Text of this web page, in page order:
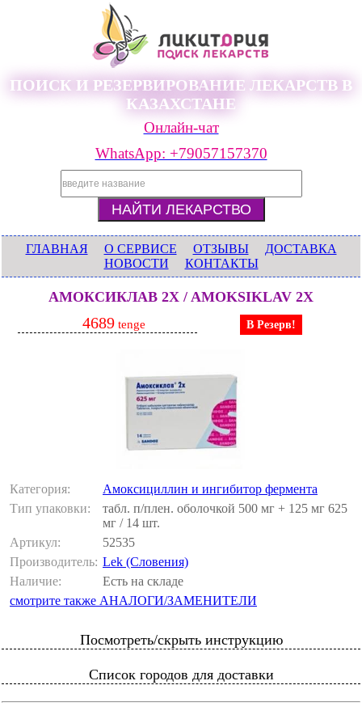
ПОИСК И РЕЗЕРВИРОВАНИЕ ЛЕКАРСТВ В
КАЗАХСТАНЕ
Онлайн-чат
WhatsApp: +79057157370
ГЛАВНАЯ О СЕРВИСЕ ОТЗЫВЫ
ДОСТАВКА
НОВОСТИ
КОНТАКТЫ
АМОКСИКЛАВ 2X / AMOKSIKLAV 2X
4689 tenge В Резерв!
Категория:
Амоксициллин и ингибитор фермента
Тип упаковки:
табл. п/плен. оболочкой 500 мг + 125 мг 625
мг / 14 шт.
Артикул:
52535
Производитель: Lek (Словения)
Наличие:
Есть на складе
смотрите также АНАЛОГИ/ЗАМЕНИТЕЛИ
Посмотреть/скрыть инструкцию
Список городов для доставки